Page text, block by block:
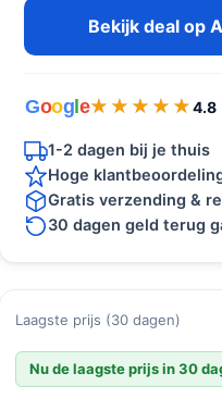
Bekijk deal op
Goog e★★★★★
★★★★★ 4.8
1-2 dagen bij je thuis
Hoge
Gratis verzending &
30 dagen geld terug
Laagste prijs (30 dagen)
Nu de laagste prijs in 30